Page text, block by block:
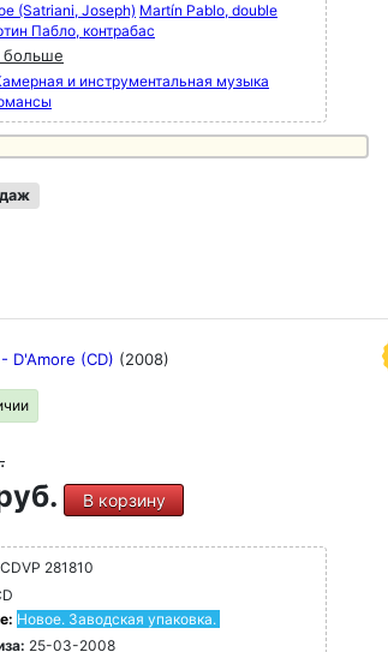
(Satriani, Joseph) Martín Pablo, double
Пабло, контрабас
больше
и инструментальная музыка
D'Amore (CD) (2008)
В корзину
CDVP 281810
Новое. Заводская упаковка.
25-03-2008